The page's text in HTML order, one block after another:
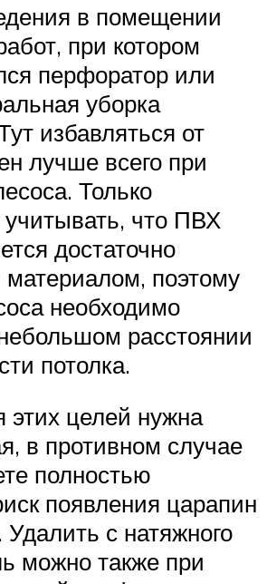
в помещении
при котором
перфоратор или
уборка
избавляться от
лучше всего при
Только
что ПВХ
достаточно
поэтому
необходимо
расстоянии
потолка.
этих целей нужна
в противном случае
полностью
появления царапин
с натяжного
можно также при